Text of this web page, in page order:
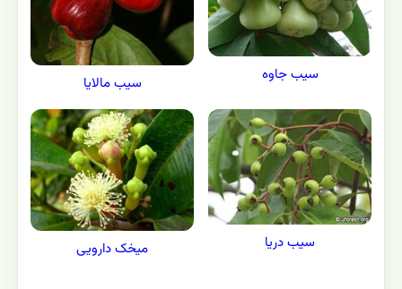
سیب جاوه سیب مالایا
سیب دریا میخک دارویی